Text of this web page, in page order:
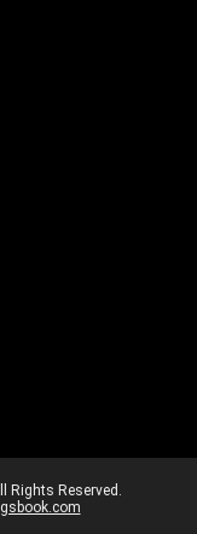
Reserved.